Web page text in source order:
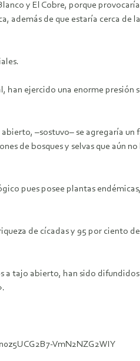
y El Cobre, porque
además de que estaría cerca de la
han ejercido una enorme presión
–sostuvo– se agregaría un
de bosques y selvas que aún no
pues posee plantas endémicas,
de cícadas y 95 por ciento
a tajo abierto, han sido difundidos
VmN2NZG2WIY